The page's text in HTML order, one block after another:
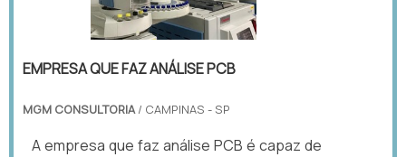
EMPRESA QUE FAZ ANÁLISE PCB
MGM CONSULTORIA/ CAMPINAS - SP
A empresa que faz análise PCB é capaz de